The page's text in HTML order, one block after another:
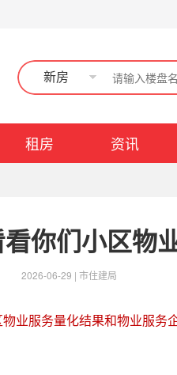
新房
租房 资讯
你们小区物
2026-06-29 | 市住建局
业服务量化结果和物业服务